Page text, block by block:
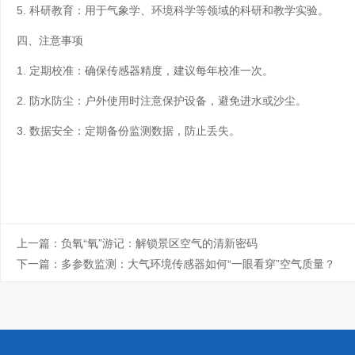
5. 科研教育：用于气象学、环境科学等领域的科研和教学实验。
四、注意事项
1. 定期校准：确保传感器精度，建议每年校准一次。
2. 防水防尘：户外使用时注意保护设备，避免进水或沙尘。
3. 数据安全：定期备份监测数据，防止丢失。
上一篇： 负氧“氧”游记：解锁景区空气的清新密码
下一篇： 多参数监测：大气环境传感器如何“一眼看穿”空气质量？